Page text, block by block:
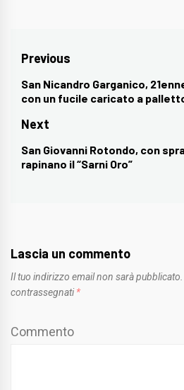
Navigazione
articoli
Previous
Previous
post:
San Nicandro Garganico,
con un fucile caricato a
Next
Next
post:
San Giovanni Rotondo, con
rapinano il “Sarni Oro”
Lascia un commento
Il tuo indirizzo email non sarà pubblicato.
contrassegnati *
Commento